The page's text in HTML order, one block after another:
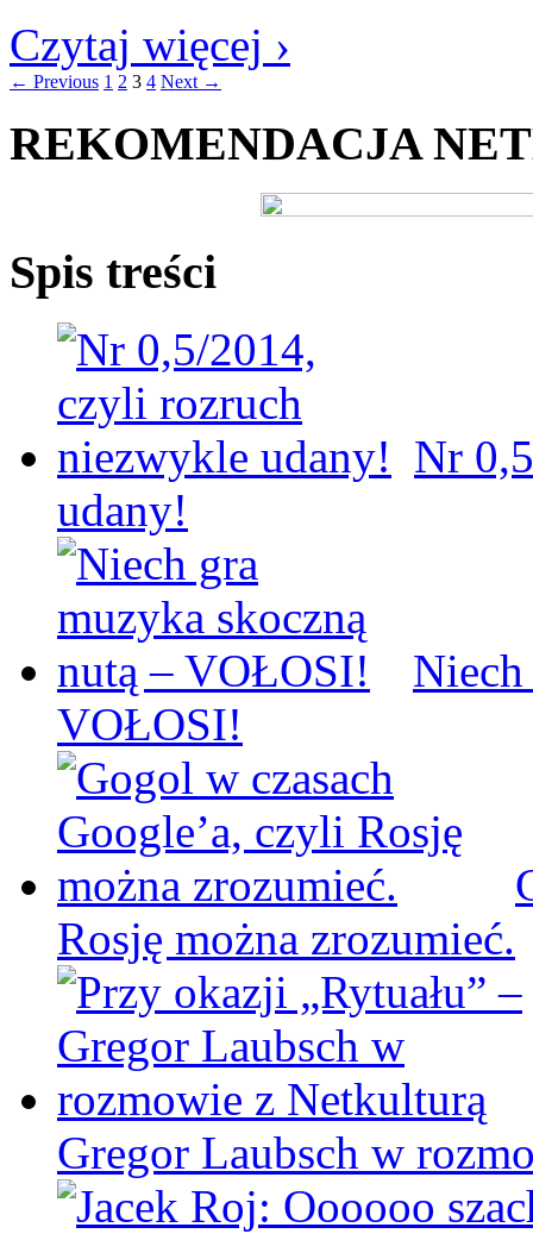
Czytaj więcej ›
← Previous 1 2 3 4 Next →
REKOMENDACJA
Spis treści
Nr
udany!
VOŁOSI!
Rosję można zrozumieć.
Gregor Laubsch w